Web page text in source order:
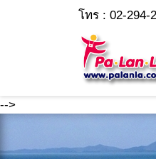
-->
โทร : 02-294-